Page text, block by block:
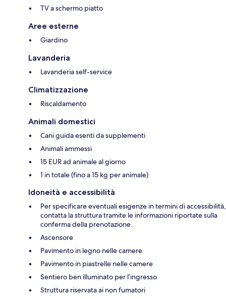
TV a schermo piatto
Aree esterne
Giardino
Lavanderia
Lavanderia self-service
Climatizzazione
Riscaldamento
Animali domestici
Cani guida esenti da supplementi
Animali ammessi
15 EUR ad animale al giorno
1 in totale (fino a 15 kg per animale)
Idoneità e accessibilità
Per specificare eventuali esigenze in termini di accessibilità,
contatta la struttura tramite le informazioni riportate sulla
conferma della prenotazione.
Ascensore
Pavimento in legno nelle camere
Pavimento in piastrelle nelle camere
Sentiero ben illuminato per l’ingresso
Struttura riservata ai non fumatori